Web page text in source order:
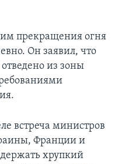
прекращения огня
Он заявил, что
из зоны
встреча министров
Франции и
хрупкий